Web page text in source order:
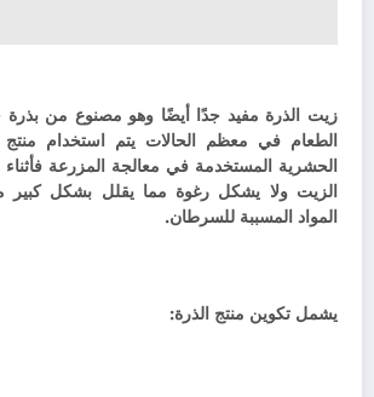
زيت الذرة مفيد جدًا أيضًا وهو مصنوع من بذرة
الطعام في معظم الحالات يتم استخدام
الحشرية المستخدمة في معالجة المزرعة فأثناء
الزيت ولا يشكل رغوة مما يقلل بشكل كبير
المواد المسببة للسرطان.
يشمل تكوين منتج الذرة: